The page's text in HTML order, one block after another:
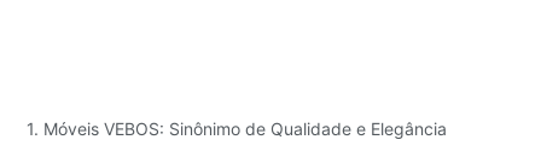
1. Móveis VEBOS: Sinônimo de Qualidade e Elegância